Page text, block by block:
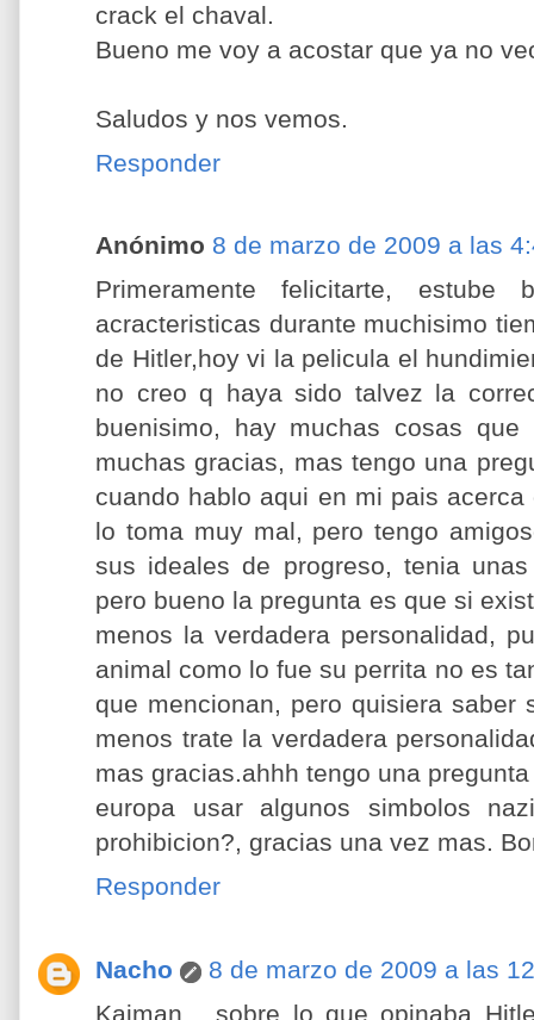
crack el chaval.
Bueno me voy a acostar que ya no
Saludos y nos vemos.
Responder
Anónimo 8 de marzo de 2009 a las
Primeramente felicitarte,
acracteristicas durante muchisimo
de Hitler,hoy vi la pelicula el
no creo q haya sido talvez la
buenisimo, hay muchas cosas
muchas gracias, mas tengo una
cuando hablo aqui en mi pais
lo toma muy mal, pero tengo
sus ideales de progreso, tenia
pero bueno la pregunta es que si
menos la verdadera personalidad,
animal como lo fue su perrita no es
que mencionan, pero quisiera
menos trate la verdadera
mas gracias.ahhh tengo una
europa usar algunos simbolos
prohibicion?, gracias una vez mas.
Responder
Nacho
8 de marzo de 2009 a las
Kaiman... sobre lo que opinaba